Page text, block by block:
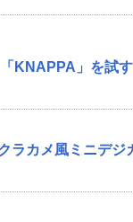
KNAPPA」を試す
ラカメ風ミニデジ